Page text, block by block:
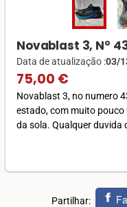
Novablast 3, N°
Data de atualização :03/
75,00 €
Novablast 3, no numero
estado, com muito
da sola. Qualquer duvida
Partilhar: